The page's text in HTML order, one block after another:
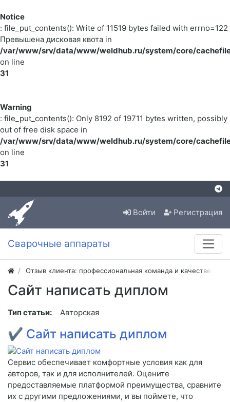
Notice
: file_put_contents(): Write of 11519 bytes failed with errno=122
Превышена дисковая квота in
/var/www/srv/data/www/weldhub.ru/system/core/
on line
31
Warning
: file_put_contents(): Only 8192 of 19711 bytes written, possibly
out of free disk space in
/var/www/srv/data/www/weldhub.ru/system/core/
on line
31
Войти Регистрация
Сварочные аппараты
Отзыв клиента: профессиональная команда и
Сайт написать диплом
Тип статьи: Авторская
✔ Сайт написать диплом
Сервис обеспечивает комфортные условия как для
авторов, так и для исполнителей. Оцените
предоставляемые платформой преимущества, сравните
их с другими предложениями, и вы поймете, что